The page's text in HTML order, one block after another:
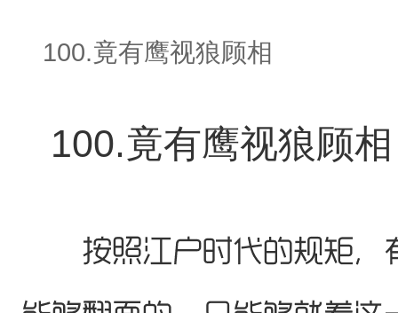
100.竟有鹰视狼顾相
100.竟有鹰视狼顾相